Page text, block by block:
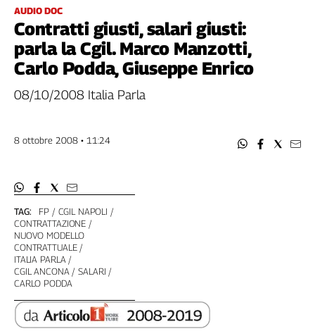
Filcams
Fillea
Filt
Fiom
Nidil
Slc
Spi
Inca
Caaf
AUDIO DOC
Contratti giusti, salari giusti:
parla la Cgil. Marco Manzotti,
Carlo Podda, Giuseppe Enrico
08/10/2008 Italia Parla
8 ottobre 2008 • 11:24
TAG: FP
CGIL NAPOLI
CONTRATTAZIONE
NUOVO MODELLO
CONTRATTUALE
ITALIA PARLA
CGIL ANCONA
SALARI
CARLO PODDA